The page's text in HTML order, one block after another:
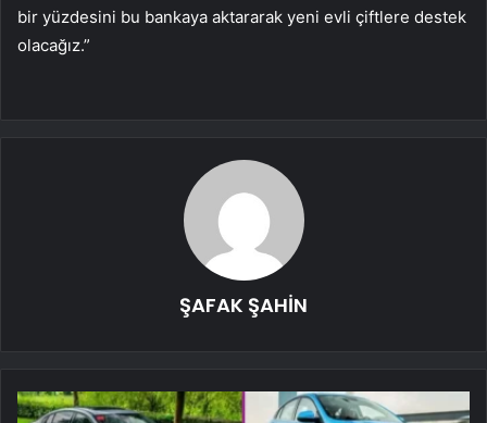
bir yüzdesini bu bankaya aktararak yeni evli çiftlere destek
olacağız.”
ŞAFAK ŞAHİN